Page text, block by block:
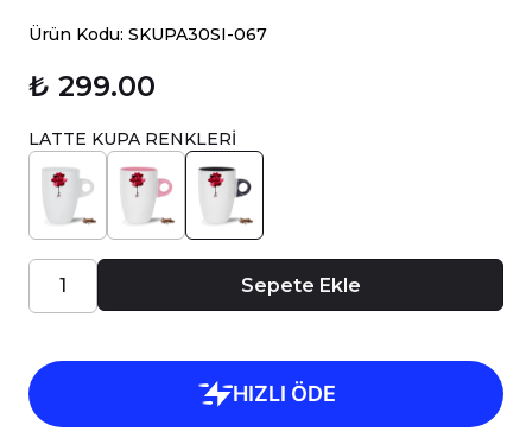
Ürün Kodu: SKUPA30SI-067
₺ 299.00
LATTE KUPA RENKLERİ
Sepete Ekle